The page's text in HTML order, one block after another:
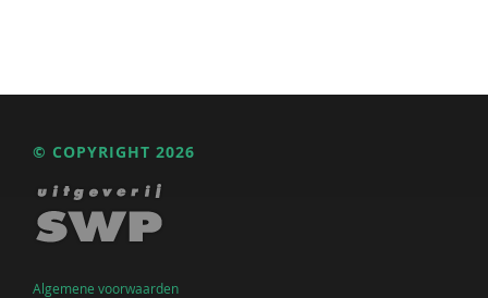
© COPYRIGHT 2026
Algemene voorwaarden